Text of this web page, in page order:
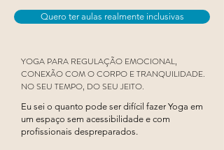
Quero ter aulas realmente inclusivas
YOGA PARA REGULAÇÃO EMOCIONAL,
CONEXÃO COM O CORPO E TRANQUILIDADE.
NO SEU TEMPO, DO SEU JEITO.
Eu sei o quanto pode ser difícil fazer Yoga em
um espaço sem acessibilidade e com
profissionais despreparados.